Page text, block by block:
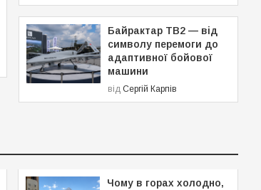
Байрактар TB2 — від
символу перемоги до
адаптивної бойової
машини
від Сергій Карпів
Чому в горах холодно,